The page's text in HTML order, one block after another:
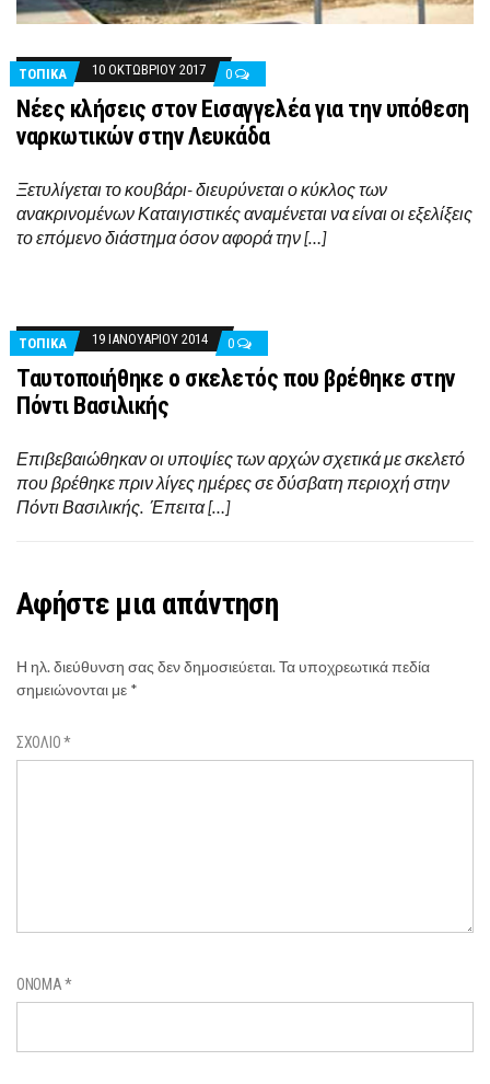
ΤΟΠΙΚΑ 10 ΟΚΤΩΒΡΊΟΥ 2017 0
Νέες κλήσεις στον Εισαγγελέα για την υπόθεση
ναρκωτικών στην Λευκάδα
Ξετυλίγεται το κουβάρι- διευρύνεται ο κύκλος των
ανακρινομένων Καταιγιστικές αναμένεται να είναι οι εξελίξεις
το επόμενο διάστημα όσον αφορά την […]
ΤΟΠΙΚΑ 19 ΙΑΝΟΥΑΡΊΟΥ 2014 0
Ταυτοποιήθηκε ο σκελετός που βρέθηκε στην
Πόντι Βασιλικής
Επιβεβαιώθηκαν οι υποψίες των αρχών σχετικά με σκελετό
που βρέθηκε πριν λίγες ημέρες σε δύσβατη περιοχή στην
Πόντι Βασιλικής. Έπειτα […]
Αφήστε μια απάντηση
Η ηλ. διεύθυνση σας δεν δημοσιεύεται.Τα υποχρεωτικά πεδία
σημειώνονται με *
ΣΧΌΛΙΟ*
ΌΝΟΜΑ*